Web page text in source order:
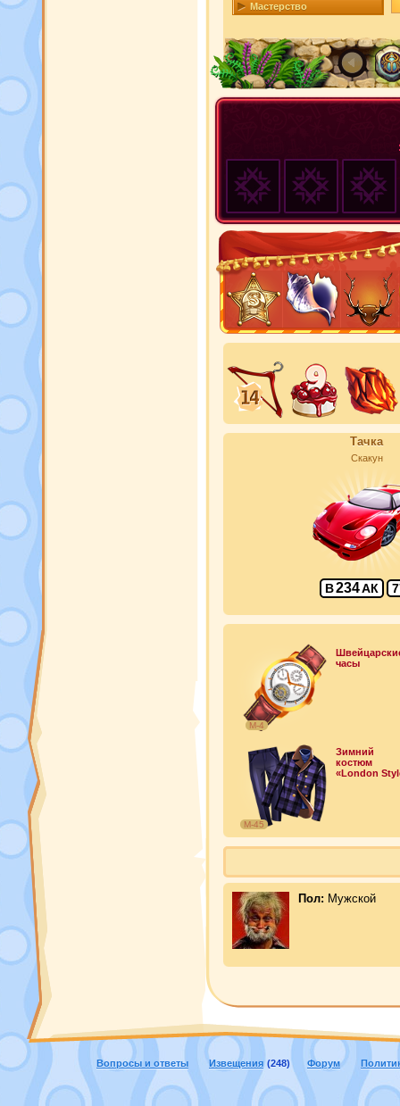
Мастерство
Тачка
Скакун
В234АК
М-4
часы
М-45
Зимний
костюм
«London
Пол: Мужской
Вопросы и ответы Извещения (248) Форум